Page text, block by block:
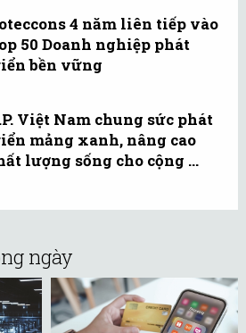
4 năm liên tiếp vào
50 Doanh nghiệp phát
bền vững
Việt Nam chung sức phát
mảng xanh, nâng cao
lượng sống cho cộng ...
ngày